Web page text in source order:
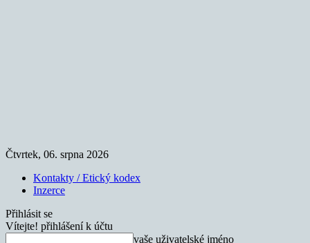
Čtvrtek, 06. srpna 2026
Kontakty / Etický kodex
Inzerce
Přihlásit se
Vítejte! přihlášení k účtu
vaše uživatelské jméno